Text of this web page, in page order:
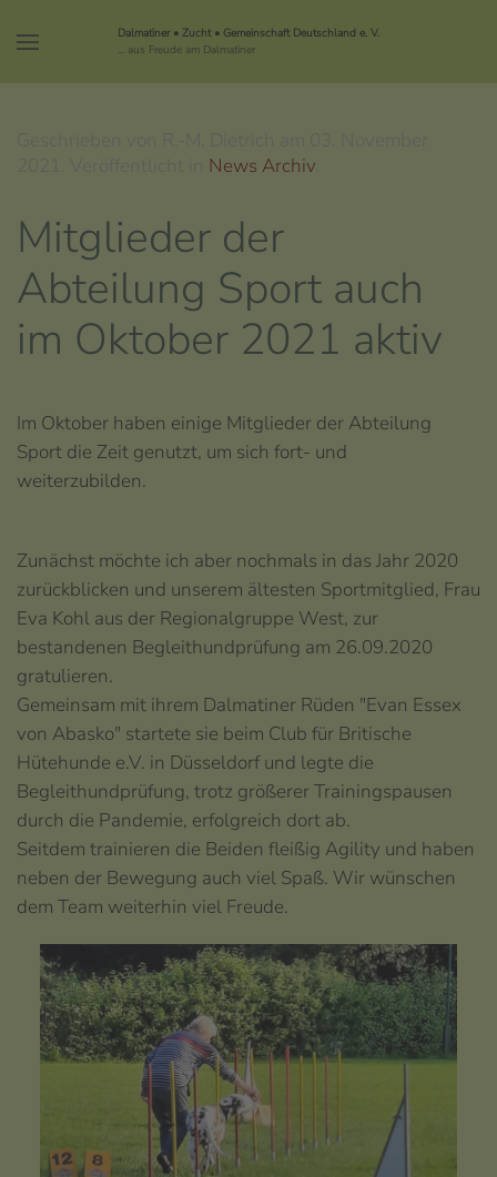
Dalmatiner • Zucht • Gemeinschaft Deutschland e. V.
... aus Freude am Dalmatiner
News Archiv
Mitglieder der
Abteilung Sport auch
im Oktober 2021 aktiv
Im Oktober haben einige Mitglieder der Abteilung
Sport die Zeit genutzt, um sich fort- und
weiterzubilden.
Zunächst möchte ich aber nochmals in das Jahr 2020
zurückblicken und unserem ältesten Sportmitglied, Frau
Eva Kohl aus der Regionalgruppe West, zur
bestandenen Begleithundprüfung am 26.09.2020
gratulieren.
Gemeinsam mit ihrem Dalmatiner Rüden "Evan Essex
von Abasko" startete sie beim Club für Britische
Hütehunde e.V. in Düsseldorf und legte die
Begleithundprüfung, trotz größerer Trainingspausen
durch die Pandemie, erfolgreich dort ab.
Seitdem trainieren die Beiden fleißig Agility und haben
neben der Bewegung auch viel Spaß. Wir wünschen
dem Team weiterhin viel Freude.